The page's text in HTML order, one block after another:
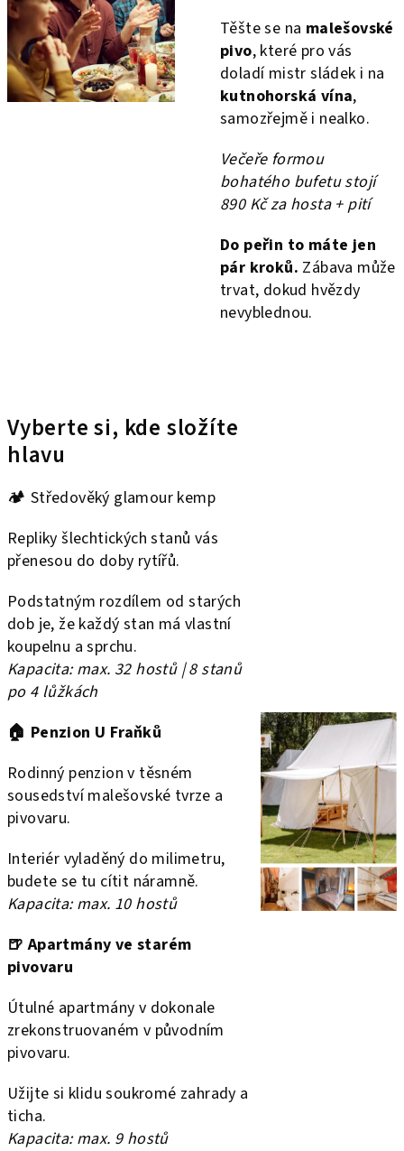
Těšte se na malešovské
pivo, které pro vás
doladí mistr sládek i na
kutnohorská vína,
samozřejmě i nealko.
Večeře formou
bohatého bufetu stojí
890 Kč za hosta + pití
Do peřin to máte jen
pár kroků. Zábava může
trvat, dokud hvězdy
nevyblednou.
Vyberte si, kde složíte
hlavu
🏕️ Středověký glamour kemp
Repliky šlechtických stanů vás
přenesou do doby rytířů.
Podstatným rozdílem od starých
dob je, že každý stan má vlastní
koupelnu a sprchu.
Kapacita: max. 32 hostů | 8 stanů
po 4 lůžkách
🏠 Penzion U Fraňků
Rodinný penzion v těsném
sousedství malešovské tvrze a
pivovaru.
Interiér vyladěný do milimetru,
budete se tu cítit náramně.
Kapacita: max. 10 hostů
🍺Apartmány ve starém
pivovaru
Útulné apartmány v dokonale
zrekonstruovaném v původním
pivovaru.
Užijte si klidu soukromé zahrady a
ticha.
Kapacita: max. 9 hostů